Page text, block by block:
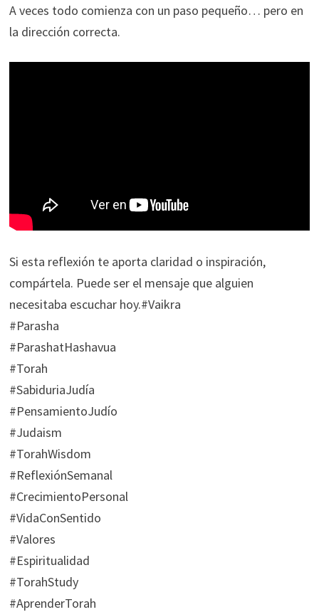
A veces todo comienza con un paso pequeño… pero en
la dirección correcta.
Si esta reflexión te aporta claridad o inspiración,
compártela. Puede ser el mensaje que alguien
necesitaba escuchar hoy.#Vaikra
#Parasha
#ParashatHashavua
#Torah
#SabiduriaJudía
#PensamientoJudío
#Judaism
#TorahWisdom
#ReflexiónSemanal
#CrecimientoPersonal
#VidaConSentido
#Valores
#Espiritualidad
#TorahStudy
#AprenderTorah